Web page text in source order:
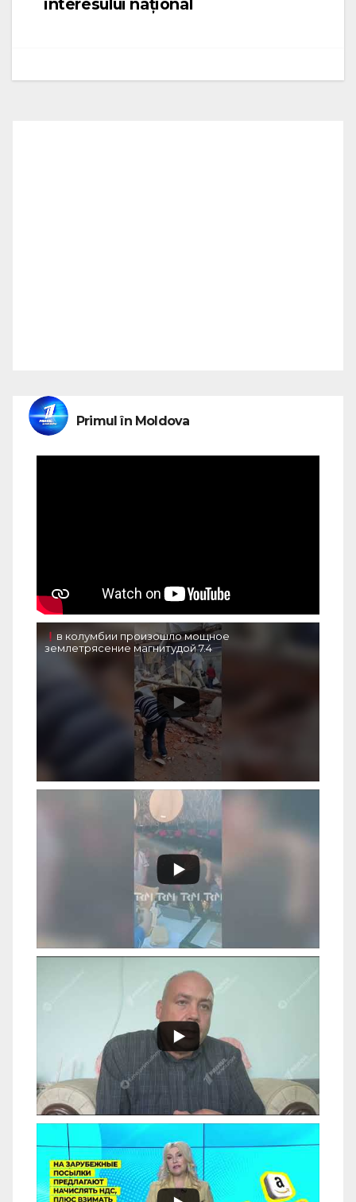
interesului național
Primul în Moldova
в колумбии произошло мощное
землетрясение магнитудой 7.4